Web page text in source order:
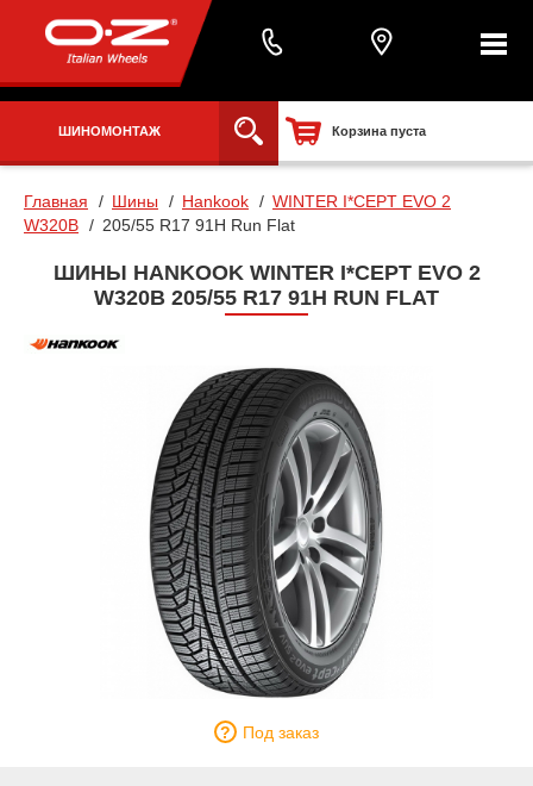
ШИНОМОНТАЖ Корзина пуста
Главная Шины Hankook
WINTER I*CEPT EVO 2
W320B
205/55 R17 91H Run Flat
ШИНЫ HANKOOK WINTER I*CEPT EVO 2
W320B 205/55 R17 91H RUN FLAT
Под заказ